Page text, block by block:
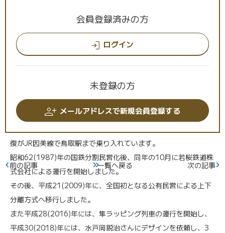
文化財としての景観と歴史を守る
———まずは、若桜鉄道様についてお教えくだ
さい
: 若桜鉄道若桜線は鳥取県東部にあるJR西日本、因美線の
郡家(こおげ)駅から分岐し、若桜駅までの19.2キロを約30分で
結ぶ路線です。駅数は8駅で、若桜駅のみが有人駅となってお
復がJR因美線で鳥取駅まで乗り入れています。
昭和62(1987)年の国鉄分割民営化後、同年の10月に若桜鉄道株
式会社による運行を開始しました。
その後、平成21(2009)年に、全国初となる公有民営による上下
分離方式へ移行しました。
また平成28(2016)年には、隼ラッピング列車の運行を開始し、
平成30(2018)年には、水戸岡鋭治さんにデザインを依頼し、3
会員登録済みの方
ログイン
未登録の方
メールアドレスで新規会員登録する
前の記事 一覧へ戻る 次の記事